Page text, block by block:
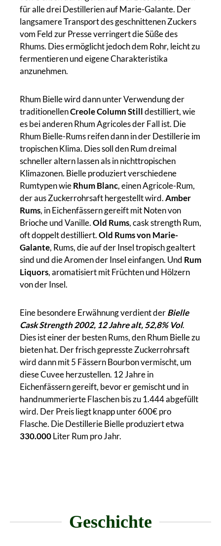
für alle drei Destillerien auf Marie-Galante. Der
langsamere Transport des geschnittenen Zuckers
vom Feld zur Presse verringert die Süße des
Rhums. Dies ermöglicht jedoch dem Rohr, leicht zu
fermentieren und eigene Charakteristika
anzunehmen.
Rhum Bielle wird dann unter Verwendung der
traditionellenCreole Column Stilldestilliert, wie
es bei anderen Rhum Agricoles der Fall ist. Die
Rhum Bielle-Rums reifen dann in der Destillerie im
tropischen Klima. Dies soll den Rum dreimal
schneller altern lassen als in nichttropischen
Klimazonen. Bielle produziert verschiedene
Rumtypen wieRhum Blanc, einen Agricole-Rum,
der aus Zuckerrohrsaft hergestellt wird.Amber
Rums, in Eichenfässern gereift mit Noten von
Brioche und Vanille.Old Rums, cask strength Rum,
oft doppelt destilliert.Old Rums von Marie-
Galante, Rums, die auf der Insel tropisch gealtert
sind und die Aromen der Insel einfangen. Und Rum
Liquors, aromatisiert mit Früchten und Hölzern
von der Insel.
Eine besondere Erwähnung verdient derBielle
Cask Strength 2002, 12 Jahre alt, 52,8% Vol.
Dies ist einer der besten Rums, den Rhum Bielle zu
bieten hat. Der frisch gepresste Zuckerrohrsaft
wird dann mit 5 Fässern Bourbon vermischt, um
diese Cuvee herzustellen. 12 Jahre in
Eichenfässern gereift, bevor er gemischt und in
handnummerierte Flaschen bis zu 1.444 abgefüllt
wird. Der Preis liegt knapp unter 600€ pro
Flasche. Die Destillerie Bielle produziert etwa
330.000Liter Rum pro Jahr.
Geschichte